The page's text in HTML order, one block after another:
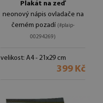
Plakát na zeď
neonový nápis ovladače na
černém pozadí (#plaip-
00294269)
velikost: A4 - 21x29 cm
399 Kč